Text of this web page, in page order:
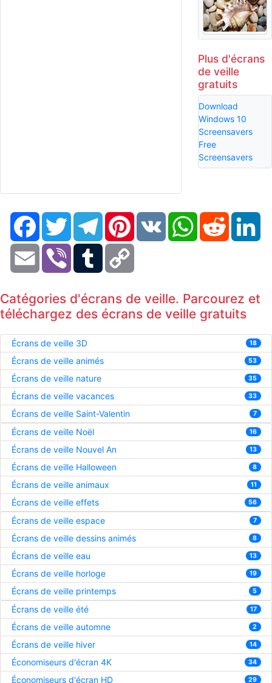
Plus d'écrans
de veille
gratuits
Download
Windows 10
Screensavers
Free
Screensavers
FacebookTwitter TelegramPinterestVK WhatsAppReddit
Email Viber Tumblr
Catégories d'écrans de veille. Parcourez et
téléchargez des écrans de veille gratuits
Écrans de veille 3D 18
Écrans de veille animés 53
Écrans de veille nature 35
Écrans de veille vacances 33
Écrans de veille Saint-Valentin 7
Écrans de veille Noël 16
Écrans de veille Nouvel An 13
Écrans de veille Halloween 8
Écrans de veille animaux 11
Écrans de veille effets 56
Écrans de veille espace 7
Écrans de veille dessins animés 8
Écrans de veille eau 13
Écrans de veille horloge 19
Écrans de veille printemps 5
Écrans de veille été 17
Écrans de veille automne 2
Écrans de veille hiver 14
Économiseurs d'écran 4K 34
Économiseurs d'écran HD 29